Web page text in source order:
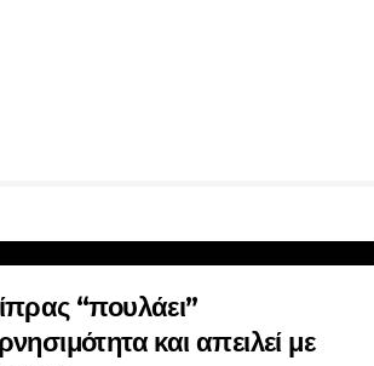
“πουλάει”
και απειλεί με